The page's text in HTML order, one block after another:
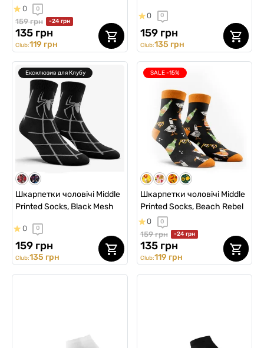
Summer
0 0
159 грн -24 грн
135 грн
Club:119 грн
0 0
159 грн
Club:135 грн
Ексклюзив для Клубу
Шкарпетки чоловічі Middle
Printed Socks, Black Mesh
0 0
159 грн
Club:135 грн
SALE -15%
Шкарпетки чоловічі Middle
Printed Socks, Beach Rebel
0 0
159 грн -24 грн
135 грн
Club:119 грн